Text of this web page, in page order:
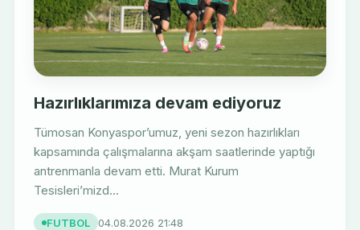
Hazırlıklarımıza devam ediyoruz
Tümosan Konyaspor’umuz, yeni sezon hazırlıkları
kapsamında çalışmalarına akşam saatlerinde yaptığı
antrenmanla devam etti. Murat Kurum
Tesisleri’mizd...
FUTBOL 04.08.2026 21:48